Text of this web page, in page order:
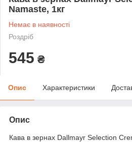
Namaste, 1кг
Немає в наявності
Роздріб
545 ₴
Опис Характеристики
Опис
Кава в зернах Dallmayr Selection